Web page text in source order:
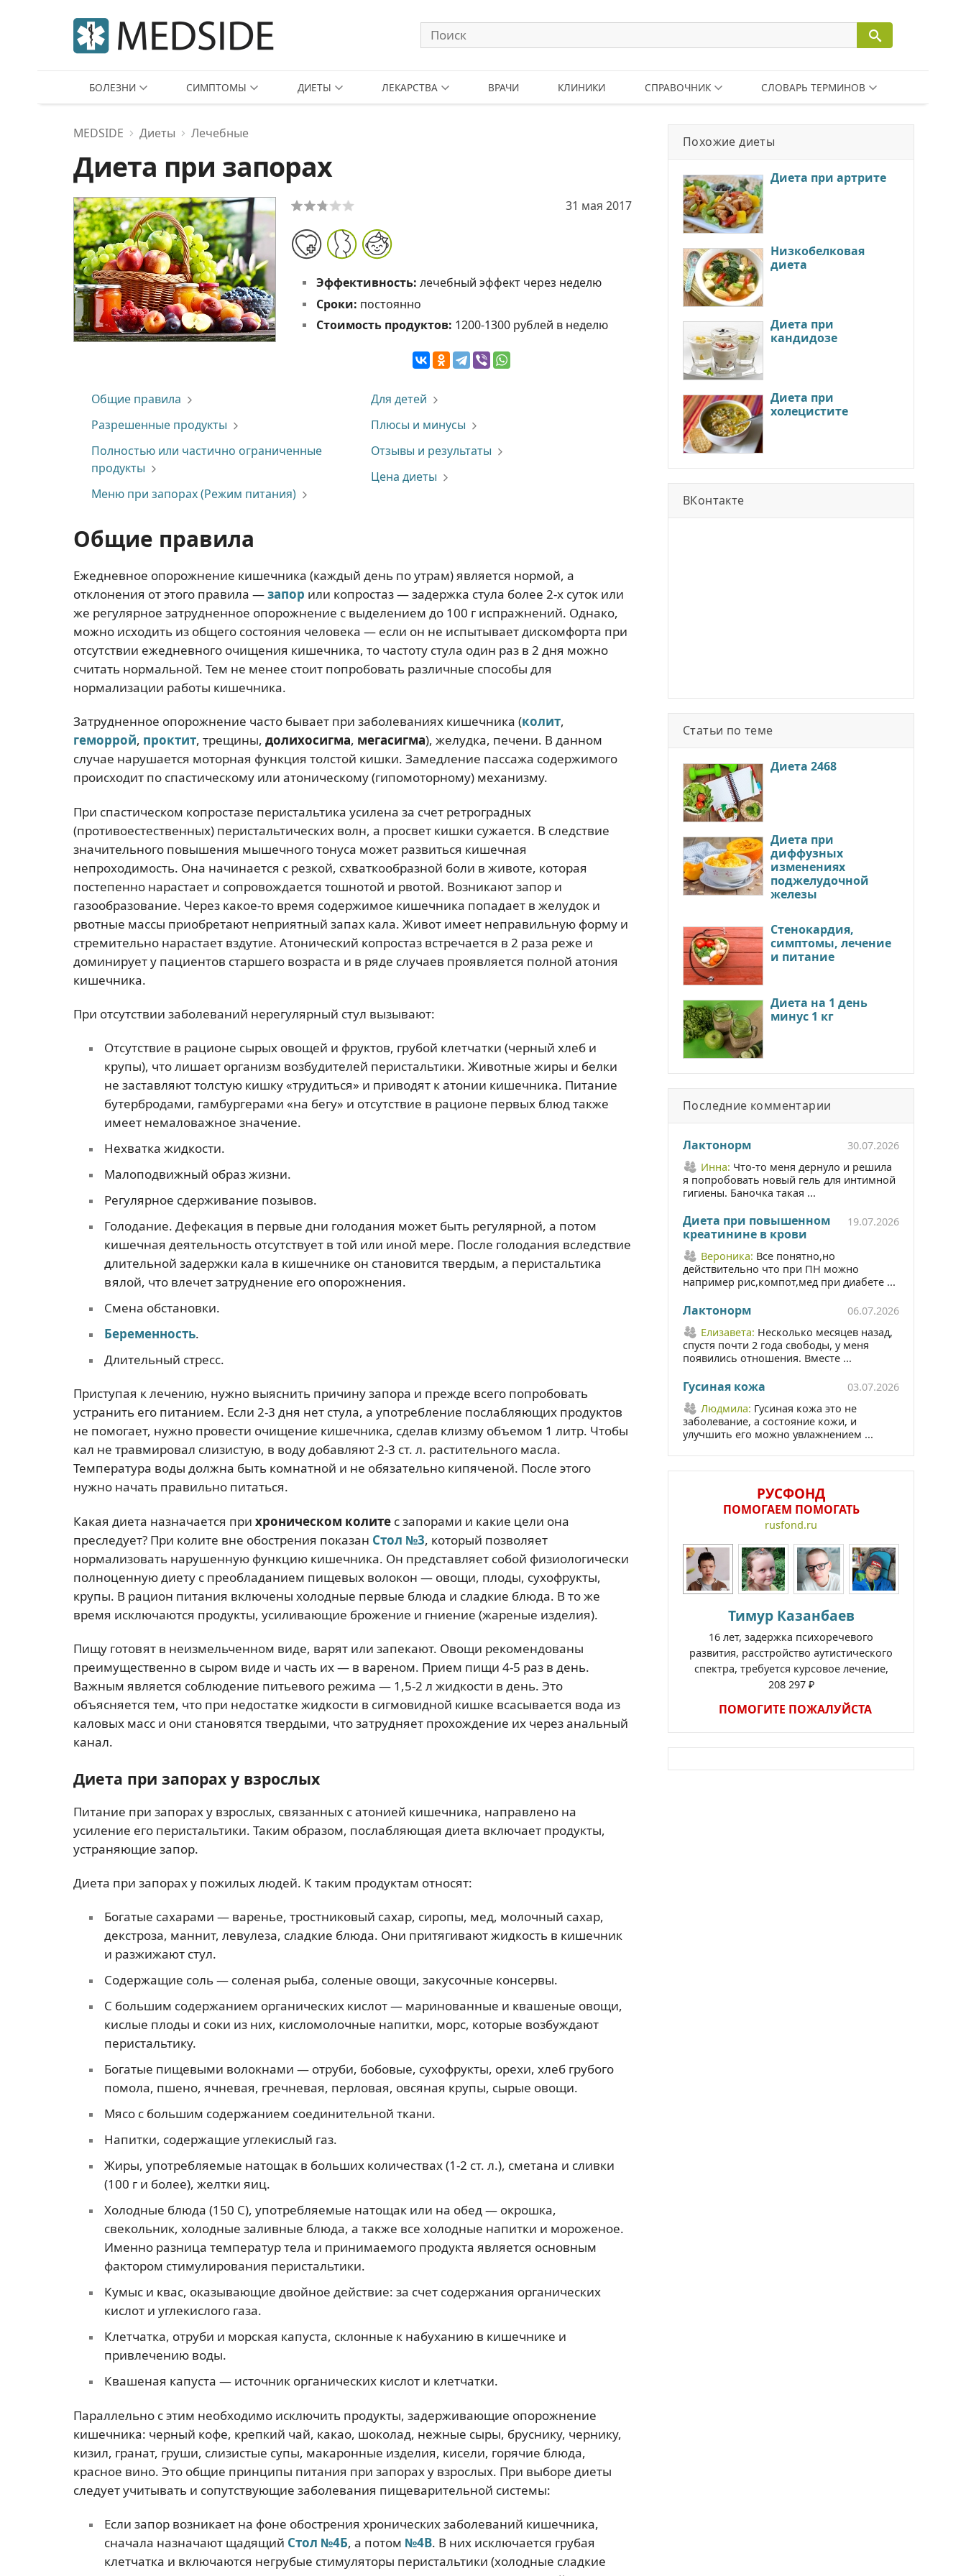
БОЛЕЗНИ СИМПТОМЫ ДИЕТЫ ЛЕКАРСТВА ВРАЧИ КЛИНИКИ СПРАВОЧНИК СЛОВАРЬ ТЕРМИНОВ
MEDSIDE Диеты Лечебные
Диета при запорах
31 мая 2017
Эффективность: лечебный эффект через неделю
Сроки: постоянно
Стоимость продуктов: 1200-1300 рублей в неделю
Общие правила
Разрешенные продукты
Полностью или частично ограниченные
продукты
Меню при запорах (Режим питания)
Для детей
Плюсы и минусы
Отзывы и результаты
Цена диеты
Общие правила
Ежедневное опорожнение кишечника (каждый день по утрам) является нормой, а
отклонения от этого правила —запор или копростаз — задержка стула более 2-х суток или
же регулярное затрудненное опорожнение с выделением до 100 г испражнений. Однако,
можно исходить из общего состояния человека — если он не испытывает дискомфорта при
отсутствии ежедневного очищения кишечника, то частоту стула один раз в 2 дня можно
считать нормальной. Тем не менее стоит попробовать различные способы для
нормализации работы кишечника.
Затрудненное опорожнение часто бывает при заболеваниях кишечника (колит,
геморрой, проктит, трещины, долихосигма, мегасигма), желудка, печени. В данном
случае нарушается моторная функция толстой кишки. Замедление пассажа содержимого
происходит по спастическому или атоническому (гипомоторному) механизму.
При спастическом копростазе перистальтика усилена за счет ретроградных
(противоестественных) перистальтических волн, а просвет кишки сужается. В следствие
значительного повышения мышечного тонуса может развиться кишечная
непроходимость. Она начинается с резкой, схваткообразной боли в животе, которая
постепенно нарастает и сопровождается тошнотой и рвотой. Возникают запор и
газообразование. Через какое-то время содержимое кишечника попадает в желудок и
рвотные массы приобретают неприятный запах кала. Живот имеет неправильную форму и
стремительно нарастает вздутие. Атонический копростаз встречается в 2 раза реже и
доминирует у пациентов старшего возраста и в ряде случаев проявляется полной атония
кишечника.
При отсутствии заболеваний нерегулярный стул вызывают:
Отсутствие в рационе сырых овощей и фруктов, грубой клетчатки (черный хлеб и
крупы), что лишает организм возбудителей перистальтики. Животные жиры и белки
не заставляют толстую кишку «трудиться» и приводят к атонии кишечника. Питание
бутербродами, гамбургерами «на бегу» и отсутствие в рационе первых блюд также
имеет немаловажное значение.
Нехватка жидкости.
Малоподвижный образ жизни.
Регулярное сдерживание позывов.
Голодание. Дефекация в первые дни голодания может быть регулярной, а потом
кишечная деятельность отсутствует в той или иной мере. После голодания вследствие
длительной задержки кала в кишечнике он становится твердым, а перистальтика
вялой, что влечет затруднение его опорожнения.
Смена обстановки.
Беременность.
Длительный стресс.
Приступая к лечению, нужно выяснить причину запора и прежде всего попробовать
устранить его питанием. Если 2-3 дня нет стула, а употребление послабляющих продуктов
не помогает, нужно провести очищение кишечника, сделав клизму объемом 1 литр. Чтобы
кал не травмировал слизистую, в воду добавляют 2-3 ст. л. растительного масла.
Температура воды должна быть комнатной и не обязательно кипяченой. После этого
нужно начать правильно питаться.
Какая диета назначается при хроническом колите с запорами и какие цели она
преследует? При колите вне обострения показан Стол №3, который позволяет
нормализовать нарушенную функцию кишечника. Он представляет собой физиологически
полноценную диету с преобладанием пищевых волокон — овощи, плоды, сухофрукты,
крупы. В рацион питания включены холодные первые блюда и сладкие блюда. В то же
время исключаются продукты, усиливающие брожение и гниение (жареные изделия).
Пищу готовят в неизмельченном виде, варят или запекают. Овощи рекомендованы
преимущественно в сыром виде и часть их — в вареном. Прием пищи 4-5 раз в день.
Важным является соблюдение питьевого режима — 1,5-2 л жидкости в день. Это
объясняется тем, что при недостатке жидкости в сигмовидной кишке всасывается вода из
каловых масс и они становятся твердыми, что затрудняет прохождение их через анальный
канал.
Диета при запорах у взрослых
Питание при запорах у взрослых, связанных с атонией кишечника, направлено на
усиление его перистальтики. Таким образом, послабляющая диета включает продукты,
устраняющие запор.
Диета при запорах у пожилых людей. К таким продуктам относят:
Богатые сахарами — варенье, тростниковый сахар, сиропы, мед, молочный сахар,
декстроза, маннит, левулеза, сладкие блюда. Они притягивают жидкость в кишечник
и разжижают стул.
Содержащие соль — соленая рыба, соленые овощи, закусочные консервы.
С большим содержанием органических кислот — маринованные и квашеные овощи,
кислые плоды и соки из них, кисломолочные напитки, морс, которые возбуждают
перистальтику.
Богатые пищевыми волокнами — отруби, бобовые, сухофрукты, орехи, хлеб грубого
помола, пшено, ячневая, гречневая, перловая, овсяная крупы, сырые овощи.
Мясо с большим содержанием соединительной ткани.
Напитки, содержащие углекислый газ.
Жиры, употребляемые натощак в больших количествах (1-2 ст. л.), сметана и сливки
(100 г и более), желтки яиц.
Холодные блюда (150 С), употребляемые натощак или на обед — окрошка,
свекольник, холодные заливные блюда, а также все холодные напитки и мороженое.
Именно разница температур тела и принимаемого продукта является основным
фактором стимулирования перистальтики.
Кумыс и квас, оказывающие двойное действие: за счет содержания органических
кислот и углекислого газа.
Клетчатка, отруби и морская капуста, склонные к набуханию в кишечнике и
привлечению воды.
Квашеная капуста — источник органических кислот и клетчатки.
Параллельно с этим необходимо исключить продукты, задерживающие опорожнение
кишечника: черный кофе, крепкий чай, какао, шоколад, нежные сыры, бруснику, чернику,
кизил, гранат, груши, слизистые супы, макаронные изделия, кисели, горячие блюда,
красное вино. Это общие принципы питания при запорах у взрослых. При выборе диеты
следует учитывать и сопутствующие заболевания пищеварительной системы:
Если запор возникает на фоне обострения хронических заболеваний кишечника,
сначала назначают щадящий Стол №4Б, а потом №4В. В них исключается грубая
клетчатка и включаются негрубые стимуляторы перистальтики (холодные сладкие
Похожие диеты
Диета при артрите
Низкобелковая
диета
Диета при
кандидозе
Диета при
холецистите
ВКонтакте
Статьи по теме
Диета 2468
Диета при
диффузных
изменениях
поджелудочной
железы
Стенокардия,
симптомы, лечение
и питание
Диета на 1 день
минус 1 кг
Последние комментарии
Лактонорм
30.07.2026
Инна: Что-то меня дернуло и решила
я попробовать новый гель для интимной
гигиены. Баночка такая ...
Диета при повышенном
креатинине в крови
19.07.2026
Вероника: Все понятно,но
действительно что при ПН можно
например рис,компот,мед при диабете ...
Лактонорм
06.07.2026
Елизавета: Несколько месяцев назад,
спустя почти 2 года свободы, у меня
появились отношения. Вместе ...
Гусиная кожа
03.07.2026
Людмила: Гусиная кожа это не
заболевание, а состояние кожи, и
улучшить его можно увлажнением ...
РУСФОНД
ПОМОГАЕМ ПОМОГАТЬ
rusfond.ru
Тимур Казанбаев
16 лет, задержка психоречевого
развития, расстройство аутистического
спектра, требуется курсовое лечение,
208 297 ₽
ПОМОГИТЕ ПОЖАЛУЙСТА